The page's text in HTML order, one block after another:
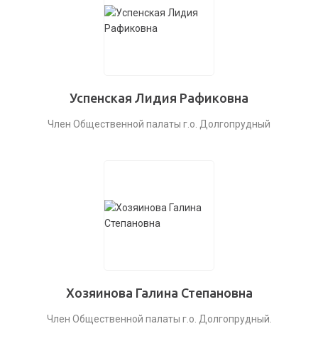
Успенская Лидия Рафиковна
Член Общественной палаты г.о. Долгопрудный
Хозяинова Галина Степановна
Член Общественной палаты г.о. Долгопрудный.